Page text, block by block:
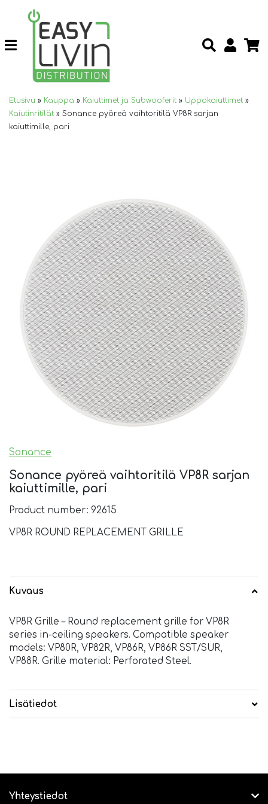
Etusivu » Kauppa » Kaiuttimet ja Subwooferit » Uppokaiuttimet »
Kaiutinritilät » Sonance pyöreä vaihtoritilä VP8R sarjan
kaiuttimille, pari
Sonance
Sonance pyöreä vaihtoritilä VP8R sarjan
kaiuttimille, pari
Product number: 92615
VP8R ROUND REPLACEMENT GRILLE
Kuvaus
VP8R Grille – Round replacement grille for VP8R
series in-ceiling speakers. Compatible speaker
models: VP80R, VP82R, VP86R, VP86R SST/SUR,
VP88R. Grille material: Perforated Steel.
Lisätiedot
Yhteystiedot